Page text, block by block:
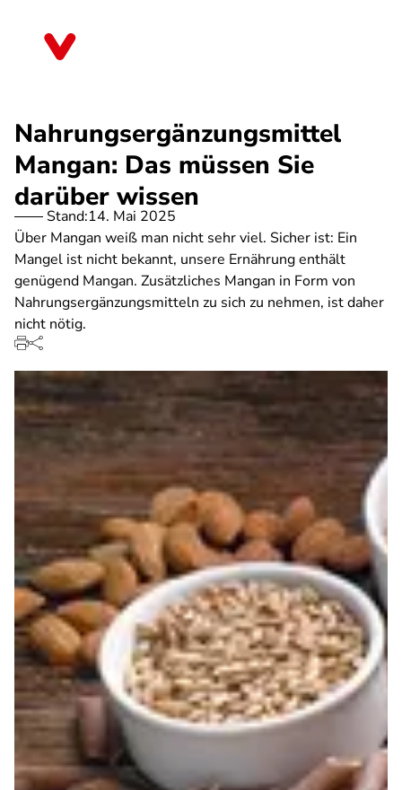
Nahrungsergänzungsmittel
Mangan: Das müssen Sie
darüber wissen
Stand:14. Mai 2025
Über Mangan weiß man nicht sehr viel. Sicher ist: Ein
Mangel ist nicht bekannt, unsere Ernährung enthält
genügend Mangan. Zusätzliches Mangan in Form von
Nahrungsergänzungsmitteln zu sich zu nehmen, ist daher
nicht nötig.